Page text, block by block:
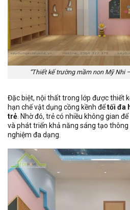
“Thiết kế trường mầm non Mỹ Nhi
Đặc biệt, nội thất trong lớp được thiết
hạn chế vật dụng cồng kềnh đểtối đa
trẻ . Nhờ đó, trẻ có nhiều không gian
và phát triển khả năng sáng tạo
nghiệm đa dạng.